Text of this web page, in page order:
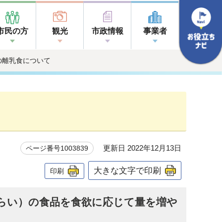
民の方 観光 市政情報 事業者
乳食について
ページ番号1003839 更新日 2022年12月13日
印刷 大きな文字で印刷
）の食品を食欲に応じて量を増や